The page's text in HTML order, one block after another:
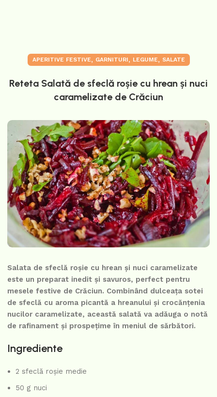
APERITIVE FESTIVE, GARNITURI, LEGUME, SALATE
Reteta Salată de sfeclă roșie cu hrean și nuci
caramelizate de Crăciun
Salata de sfeclă roșie cu hrean și nuci caramelizate
este un preparat inedit și savuros, perfect pentru
mesele festive de Crăciun. Combinând dulceața sotei
de sfeclă cu aroma picantă a hreanului și crocănțenia
nucilor caramelizate, această salată va adăuga o notă
de rafinament și prospețime în meniul de sărbători.
Ingrediente
2 sfeclă roșie medie
50 g nuci